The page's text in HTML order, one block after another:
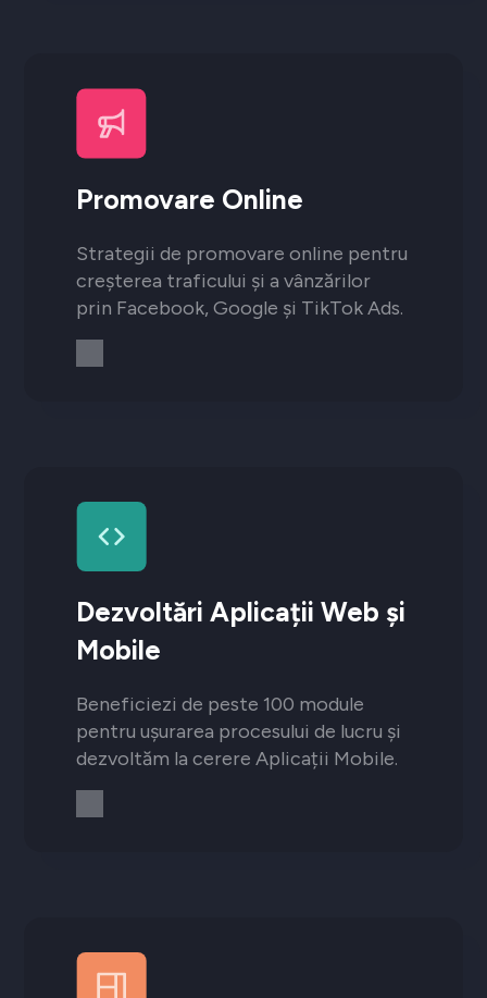
Promovare Online
Strategii de promovare online pentru
creșterea traficului și a vânzărilor
prin Facebook, Google și TikTok Ads.
Dezvoltări Aplicații Web și
Mobile
Beneficiezi de peste 100 module
pentru ușurarea procesului de lucru și
dezvoltăm la cerere Aplicații Mobile.